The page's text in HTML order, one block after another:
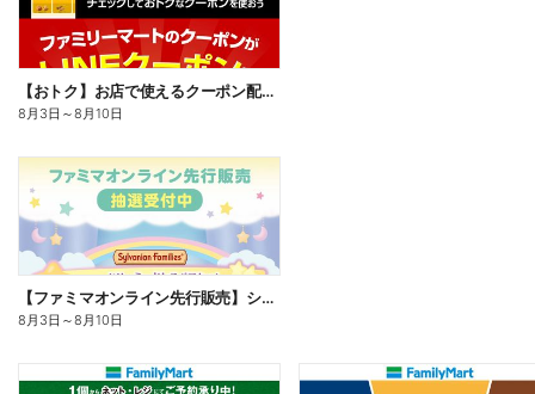
【おトク】お店で使えるクーポン配信中
8月3日 ～8月10日
【ファミマオンライン先行販売】シルバニアファミリー
8月3日 ～8月10日